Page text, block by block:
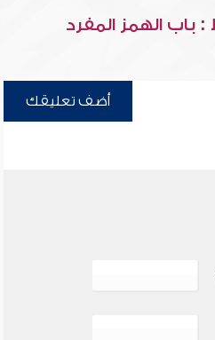
: باب الهمز المفرد
أضف تعليقك